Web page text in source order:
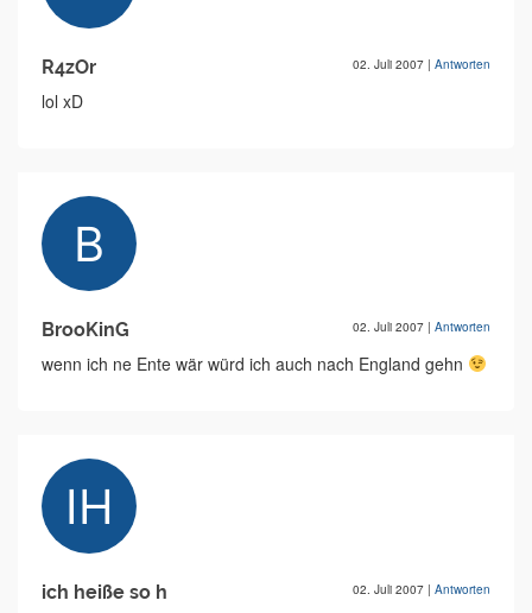
R4zOr 02. Juli 2007 | Antworten
lol xD
BrooKinG 02. Juli 2007 | Antworten
wenn ich ne Ente wär würd ich auch nach England gehn
ich heiße so h 02. Juli 2007 | Antworten